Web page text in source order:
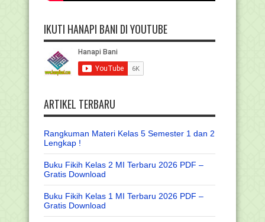
IKUTI HANAPI BANI DI YOUTUBE
ARTIKEL TERBARU
Rangkuman Materi Kelas 5 Semester 1 dan 2
Lengkap !
Buku Fikih Kelas 2 MI Terbaru 2026 PDF –
Gratis Download
Buku Fikih Kelas 1 MI Terbaru 2026 PDF –
Gratis Download